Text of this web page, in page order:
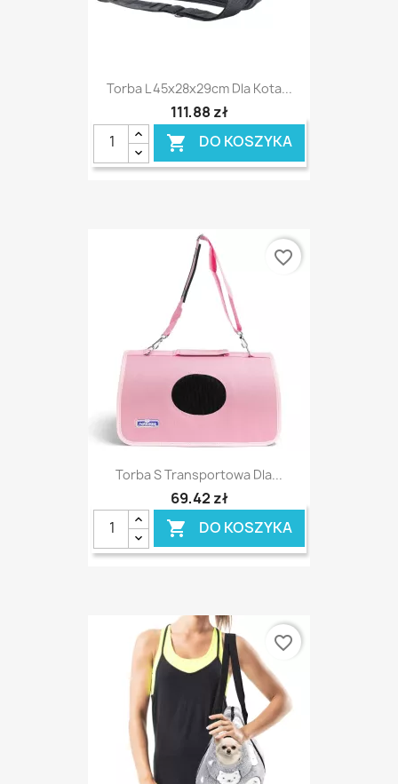
Torba L 45x28x29cm Dla Kota...
111,88 zł
 DO KOSZYKA
Torba S Transportowa Dla...
69,42 zł
 DO KOSZYKA
favorite_border
favorite_border